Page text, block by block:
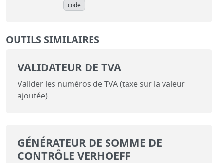
code
OUTILS SIMILAIRES
VALIDATEUR DE TVA
Valider les numéros de TVA (taxe sur la valeur
ajoutée).
GÉNÉRATEUR DE SOMME DE
CONTRÔLE VERHOEFF